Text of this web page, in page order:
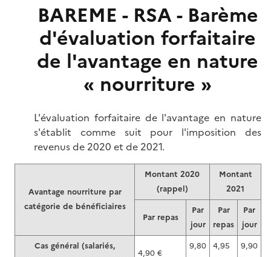
BAREME - RSA - Barème
d'évaluation forfaitaire
de l'avantage en nature
« nourriture »
L'évaluation forfaitaire de l'avantage en nature
s'établit comme suit pour l'imposition des
revenus de 2020 et de 2021.
Avantage nourriture par
catégorie de bénéficiaires
Montant 2020
(rappel)
Montant
2021
Par repas
Par
jour
Par
repas
Par
jour
Cas général (salariés,
4,90 €
9,80 4,95
9,90